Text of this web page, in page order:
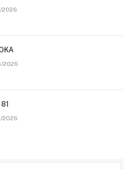
2026
2026
2026